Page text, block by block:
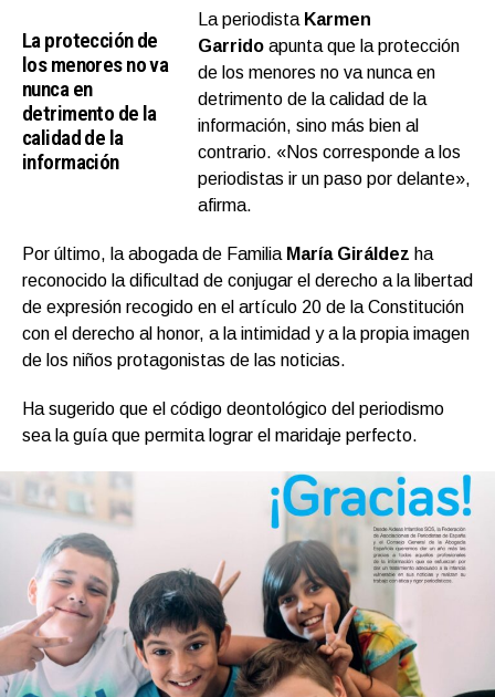
La protección de
los menores no va
nunca en
detrimento de la
calidad de la
información
La periodista Karmen
Garrido apunta que la protección
de los menores no va nunca en
detrimento de la calidad de la
información, sino más bien al
contrario. «Nos corresponde a los
periodistas ir un paso por delante»,
afirma.
Por último, la abogada de Familia María Giráldez ha
reconocido la dificultad de conjugar el derecho a la libertad
de expresión recogido en el artículo 20 de la Constitución
con el derecho al honor, a la intimidad y a la propia imagen
de los niños protagonistas de las noticias.
Ha sugerido que el código deontológico del periodismo
sea la guía que permita lograr el maridaje perfecto.